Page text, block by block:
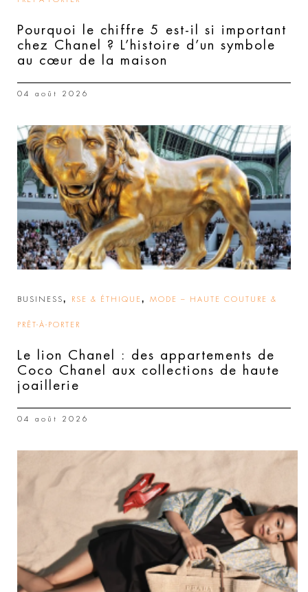
Pourquoi le chiffre 5 est-il si important
chez Chanel ? L’histoire d’un symbole
au cœur de la maison
04 août 2026
BUSINESS, RSE & ÉTHIQUE , MODE – HAUTE COUTURE &
PRÊT-À-PORTER
Le lion Chanel : des appartements de
Coco Chanel aux collections de haute
joaillerie
04 août 2026